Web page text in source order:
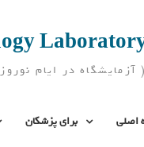
اصلی برای پزشکان